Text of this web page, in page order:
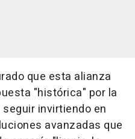
que esta alianza
"histórica" por la
invirtiendo en
avanzadas que